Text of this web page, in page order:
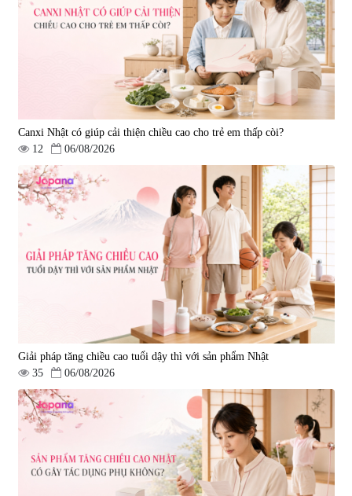
1.490.000 đ 980.000 đ
Viên uống bổ gan Ribeto Shoji
Hepaclean 60 viên
543.205
690.000 đ
Viên uống hỗ trợ cải thiện thoát
vị đĩa đệm Kyoto Has 30 viên
14.560
1.600.000 đ
Viên uống hỗ trợ giấc ngủ Fujina
Sleepy Nhật Bản 80 viên
|13.760
580.000 đ
điều trị đột quỵ Biken Kinase
Gold 60 viên
|0
1.570.000 đ
Canxi Nhật có giúp cải thiện chiều cao cho trẻ em thấp còi?
12
06/08/2026
Giải pháp tăng chiều cao tuổi dậy thì với sản phẩm Nhật
35
06/08/2026